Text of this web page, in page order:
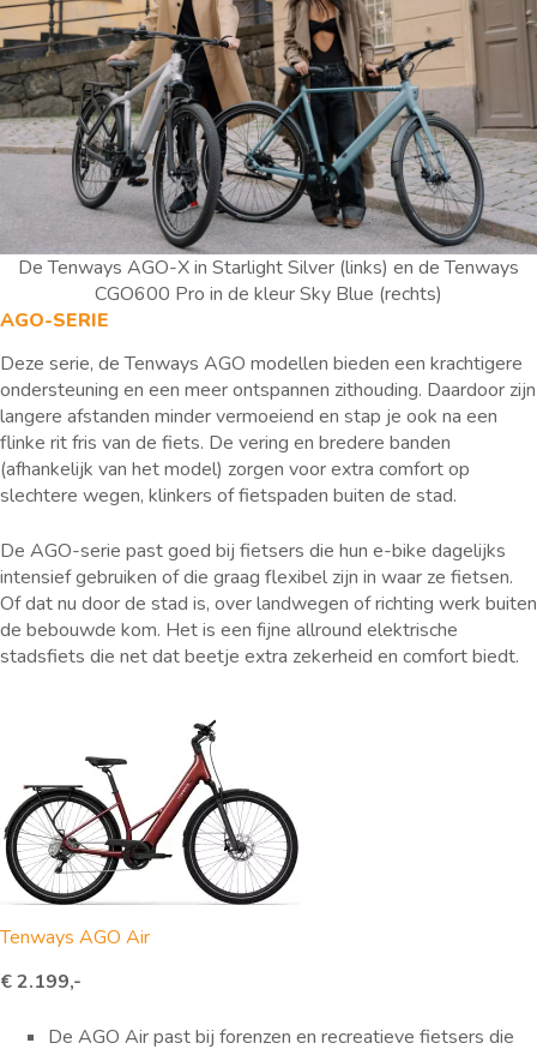
De Tenways AGO-X in Starlight Silver (links) en de Tenways
CGO600 Pro in de kleur Sky Blue (rechts)
AGO-SERIE
Deze serie, de Tenways AGO modellen bieden een krachtigere
ondersteuning en een meer ontspannen zithouding. Daardoor zijn
langere afstanden minder vermoeiend en stap je ook na een
flinke rit fris van de fiets. De vering en bredere banden
(afhankelijk van het model) zorgen voor extra comfort op
slechtere wegen, klinkers of fietspaden buiten de stad.
De AGO-serie past goed bij fietsers die hun e-bike dagelijks
intensief gebruiken of die graag flexibel zijn in waar ze fietsen.
Of dat nu door de stad is, over landwegen of richting werk buiten
de bebouwde kom. Het is een fijne allround elektrische
stadsfiets die net dat beetje extra zekerheid en comfort biedt.
Tenways AGO Air
€ 2.199,-
De AGO Air past bij forenzen en recreatieve fietsers die